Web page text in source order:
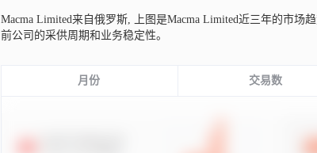
Macma Limited来自俄罗斯,
上图是Macma Limited近三年的市
前公司的采供周期和业务稳定性。
月份 交易数